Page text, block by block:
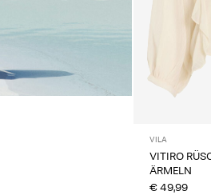
VILA
VITIRO
ÄRMELN
€ 49,99